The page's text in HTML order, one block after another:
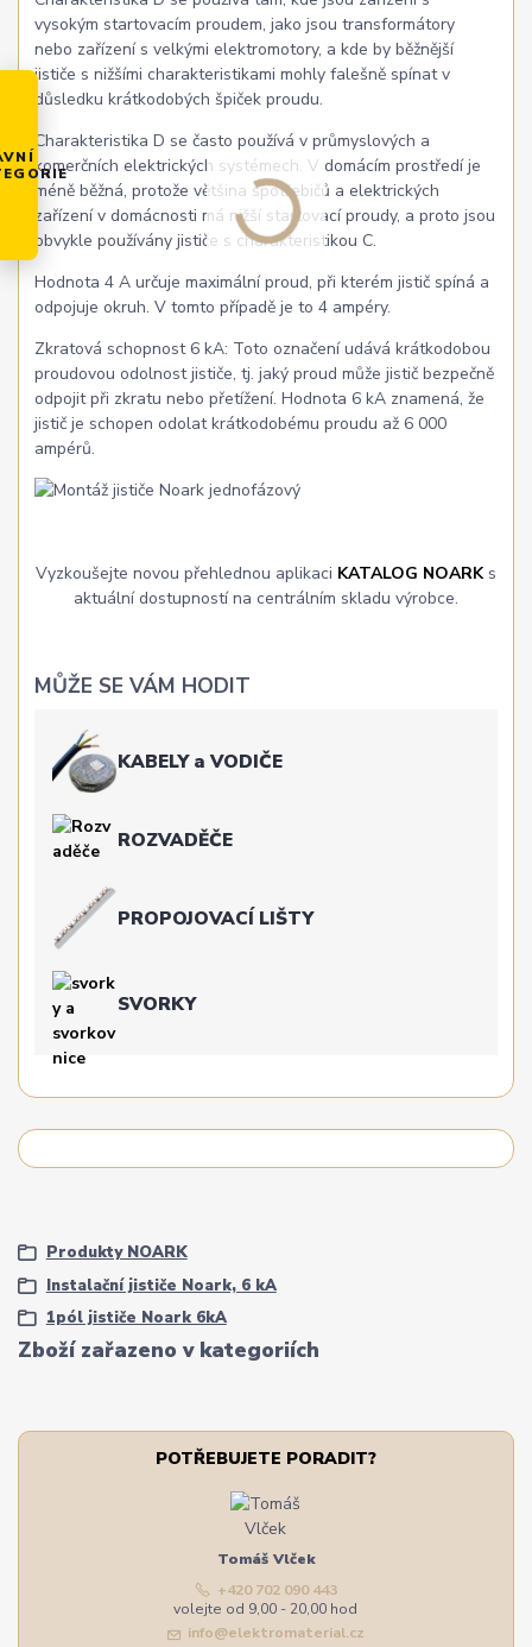
vysokým startovacím proudem, jako jsou transformátory
nebo zařízení s velkými elektromotory, a kde by běžnější
jističe s nižšími charakteristikami mohly falešně spínat v
důsledku krátkodobých špiček proudu.
Charakteristika D se často používá v průmyslových a
komerčních elektrických systémech. V domácím prostředí je
méně běžná, protože většina spotřebičů a elektrických
zařízení v domácnosti má nižší startovací proudy, a proto jsou
obvykle používány jističe s charakteristikou C.
Hodnota 4 A určuje maximální proud, při kterém jistič spíná a
odpojuje okruh. V tomto případě je to 4 ampéry.
Zkratová schopnost 6 kA: Toto označení udává krátkodobou
proudovou odolnost jističe, tj. jaký proud může jistič bezpečně
odpojit při zkratu nebo přetížení. Hodnota 6 kA znamená, že
jistič je schopen odolat krátkodobému proudu až 6 000
ampérů.
Vyzkoušejte novou přehlednou aplikaci KATALOG NOARKs
aktuální dostupností na centrálním skladu výrobce.
MŮŽE SE VÁM HODIT
KABELY a VODIČE
ROZVADĚČE
PROPOJOVACÍ LIŠTY
SVORKY
Zboží zařazeno v kategoriích
Produkty NOARK
Instalační jističe Noark, 6 kA
1pól jističe Noark 6kA
POTŘEBUJETE PORADIT?
Tomáš Vlček
+420 702 090 443
volejte od 9,00 - 20,00 hod
info@elektromaterial.cz